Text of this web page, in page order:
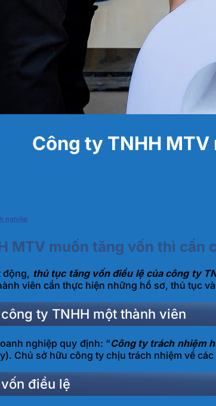
Công ty TNHH
nghiệp
MTV muốn tăng vốn thì cần
động, thủ tục tăng vốn điều lệ của công ty
viên cần thực hiện những hồ sơ, thủ tục
ty TNHH một thành viên
nghiệp quy định: “Công ty trách nhiệm
Chủ sở hữu công ty chịu trách nhiệm về
điều lệ